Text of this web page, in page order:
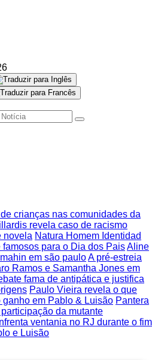
crianças nas comunidades da
revela caso de racismo
novela Natura Homem Identidad
para o Dia dos PaisAline
em são pauloA pré-estreia
Ramos e Samantha Jones em
fama de antipática e justifica
Paulo Vieira revela o que
em Pablo & Luisão Pantera
da mutante
ventania no RJ durante o fim
e Luisão